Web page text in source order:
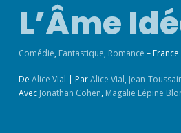
L’Âme
Comédie, Fantastique, Romance –
De Alice Vial | ParAlice Vial, Jean-
Avec Jonathan Cohen, Magalie Lépine